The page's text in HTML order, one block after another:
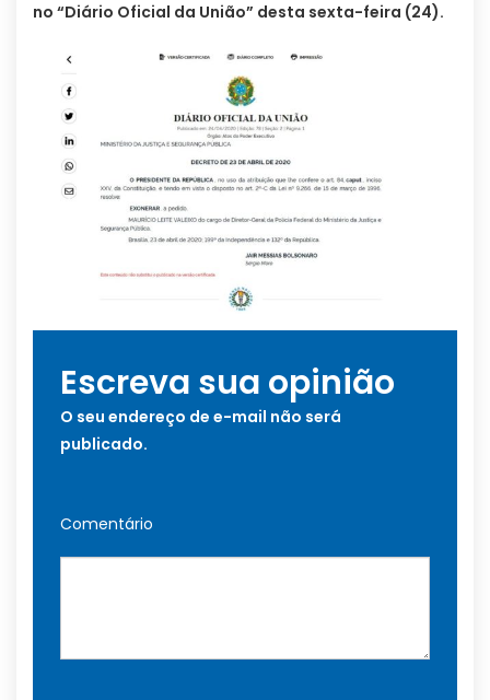
no “Diário Oficial da União” desta sexta-feira (24).
Escreva sua opinião
O seu endereço de e-mail não será
publicado.
Comentário